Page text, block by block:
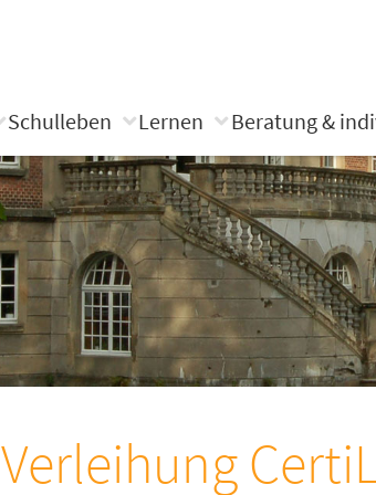
Schulleben Lernen Beratung &
Verleihung